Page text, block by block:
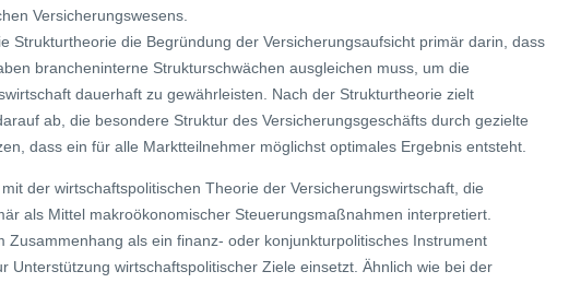
Versicherungswesens.
Strukturtheorie die Begründung der Versicherungsaufsicht primär darin, dass
brancheninterne Strukturschwächen ausgleichen muss, um die
dauerhaft zu gewährleisten. Nach der Strukturtheorie zielt
ab, die besondere Struktur des Versicherungsgeschäfts durch gezielte
dass ein für alle Marktteilnehmer möglichst optimales Ergebnis entsteht.
der wirtschaftspolitischen Theorie der Versicherungswirtschaft, die
als Mittel makroökonomischer Steuerungsmaßnahmen interpretiert.
Zusammenhang als ein finanz- oder konjunkturpolitisches Instrument
Unterstützung wirtschaftspolitischer Ziele einsetzt. Ähnlich wie bei der